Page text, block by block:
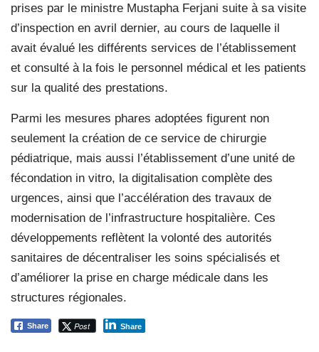
prises par le ministre Mustapha Ferjani suite à sa visite
d’inspection en avril dernier, au cours de laquelle il
avait évalué les différents services de l’établissement
et consulté à la fois le personnel médical et les patients
sur la qualité des prestations.
Parmi les mesures phares adoptées figurent non
seulement la création de ce service de chirurgie
pédiatrique, mais aussi l’établissement d’une unité de
fécondation in vitro, la digitalisation complète des
urgences, ainsi que l’accélération des travaux de
modernisation de l’infrastructure hospitalière. Ces
développements reflètent la volonté des autorités
sanitaires de décentraliser les soins spécialisés et
d’améliorer la prise en charge médicale dans les
structures régionales.
Share Post Share